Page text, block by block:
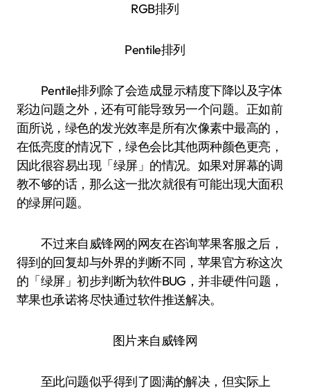
RGB排列
Pentile排列
Pentile排列除了会造成显示精度下降以及字体
彩边问题之外，还有可能导致另一个问题。正如前
面所说，绿色的发光效率是所有次像素中最高的，
在低亮度的情况下，绿色会比其他两种颜色更亮，
因此很容易出现「绿屏」的情况。如果对屏幕的调
教不够的话，那么这一批次就很有可能出现大面积
的绿屏问题。
不过来自威锋网的网友在咨询苹果客服之后，
得到的回复却与外界的判断不同，苹果官方称这次
的「绿屏」初步判断为软件BUG，并非硬件问题，
苹果也承诺将尽快通过软件推送解决。
图片来自威锋网
至此问题似乎得到了圆满的解决，但实际上